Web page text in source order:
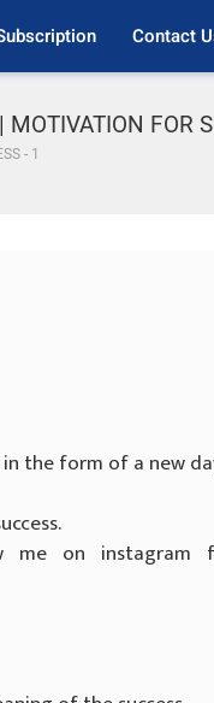
Contact
FOR
- 1
the form of a new
on instagram